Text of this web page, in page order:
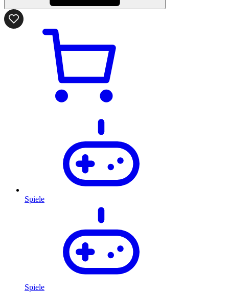
Spiele
Spiele